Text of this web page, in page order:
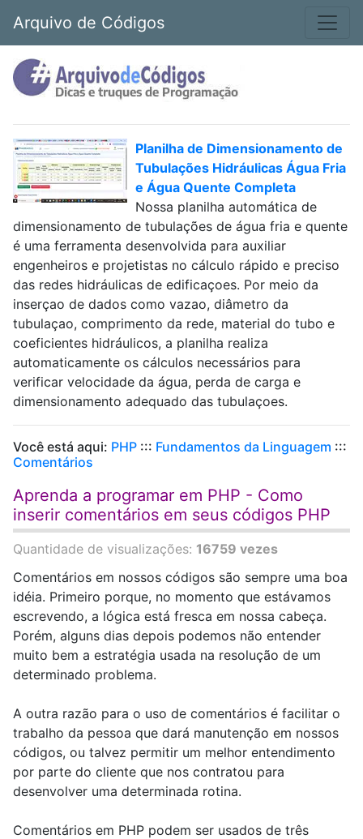
Arquivo de Códigos
Planilha de Dimensionamento de
Tubulações Hidráulicas Água Fria
e Água Quente Completa
Nossa planilha automática de
dimensionamento de tubulações de água fria e quente
é uma ferramenta desenvolvida para auxiliar
engenheiros e projetistas no cálculo rápido e preciso
das redes hidráulicas de edificaçoes. Por meio da
inserçao de dados como vazao, diâmetro da
tubulaçao, comprimento da rede, material do tubo e
coeficientes hidráulicos, a planilha realiza
automaticamente os cálculos necessários para
verificar velocidade da água, perda de carga e
dimensionamento adequado das tubulaçoes.
Você está aqui: PHP ::: Fundamentos da Linguagem :::
Comentários
Aprenda a programar em PHP - Como
inserir comentários em seus códigos PHP
Quantidade de visualizações: 16759 vezes
Comentários em nossos códigos são sempre uma boa
idéia. Primeiro porque, no momento que estávamos
escrevendo, a lógica está fresca em nossa cabeça.
Porém, alguns dias depois podemos não entender
muito bem a estratégia usada na resolução de um
determinado problema.
A outra razão para o uso de comentários é facilitar o
trabalho da pessoa que dará manutenção em nossos
códigos, ou talvez permitir um melhor entendimento
por parte do cliente que nos contratou para
desenvolver uma determinada rotina.
Comentários em PHP podem ser usados de três